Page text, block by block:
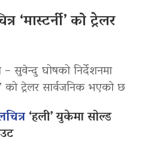
‘मास्टर्नी’ को ट्रेलर
सुवेन्दु घोषको निर्देशनमा
को ट्रेलर सार्वजनिक भएको छ
‘हली’ युकेमा सोल्ड